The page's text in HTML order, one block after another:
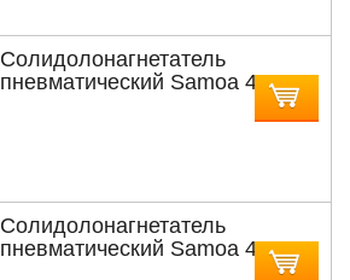
Солидолонагнетатель
пневматический Samoa 482
мобильной подставкой для
Солидолонагнетатель
пневматический Samoa 482